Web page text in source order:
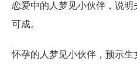
恋爱中的人梦见小伙伴，说
可成。
怀孕的人梦见小伙伴，预示生